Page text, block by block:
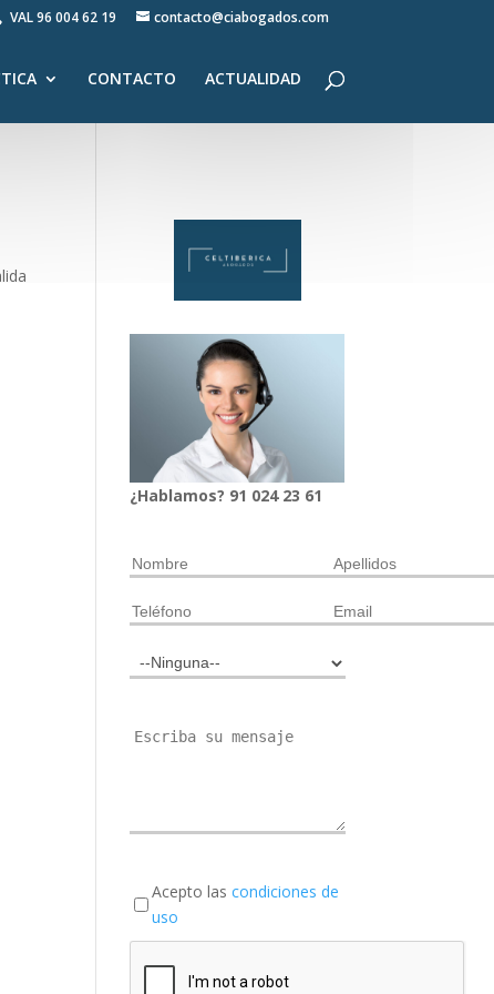
VAL96 004 62 19 contacto@ciabogados.com
CONTACTO ACTUALIDAD
¿Hablamos? 91 024 23 61
Acepto lascondiciones de
uso